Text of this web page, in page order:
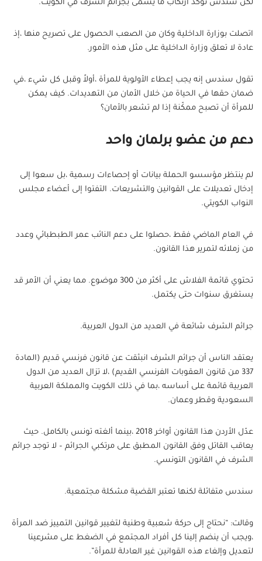
لكن سندس تؤكد ارتكاب ما يسمى بجرائم الشرف في الكويت.
اتصلت بوزارة الداخلية وكان من الصعب الحصول على تصريح منها ،إذ
عادة لا تعلق وزارة الداخلية على مثل هذه الأمور.
تقول سندس إنه يجب إعطاء الأولوية للمرأة ،أولاً وقبل كل شيء ،في
ضمان حقها في الحياة من خلال الأمان من التهديدات. كيف يمكن
للمرأة أن تصبح ممكّنة إذا لم تشعر بالأمان؟
دعم من عضو برلمان واحد
لم ينتظر مؤسسو الحملة بيانات أو إحصاءات رسمية ،بل سعوا إلى
إدخال تعديلات على القوانين والتشريعات. التفتوا إلى أعضاء مجلس
النواب الكويتي.
في العام الماضي فقط ،حصلوا على دعم النائب عمر الطبطبائي وعدد
من زملائه لتمرير هذا القانون.
تحتوي قائمة الفلاش على أكثر من 300 موضوع. مما يعني أن الأمر قد
يستغرق سنوات حتى يكتمل.
جرائم الشرف شائعة في العديد من الدول العربية.
يعتقد الناس أن جرائم الشرف انبثقت عن قانون فرنسي قديم (المادة
337 من قانون العقوبات الفرنسي القديم) ،لا تزال العديد من الدول
العربية قائمة على أساسه ،بما في ذلك الكويت والمملكة العربية
السعودية وقطر وعمان.
عدّل الأردن هذا القانون أواخر 2018 ،بينما ألغته تونس بالكامل. حيث
يعاقب القاتل وفق القانون المطبق على مرتكبي الجرائم – لا توجد جرائم
الشرف في القانون التونسي.
سندس متفائلة لكنها تعتبر القضية مشكلة مجتمعية.
وقالت: “نحتاج إلى حركة شعبية وطنية لتغيير قوانين التمييز ضد المرأة
،ويجب أن ينضم إلينا كل أفراد المجتمع في الضغط على مشرعينا
لتعديل وإلغاء هذه القوانين غير العادلة للمرأة”.